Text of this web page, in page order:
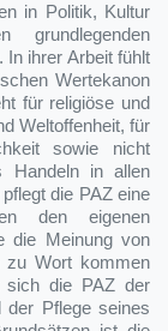
in Politik, Kultur
In ihrer Arbeit fühlt
Wertekanon
für religiöse und
Weltoffenheit, für
sowie nicht
Handeln in allen
die PAZ eine
den eigenen
die Meinung von
zu Wort kommen
sich die PAZ der
der Pflege seines